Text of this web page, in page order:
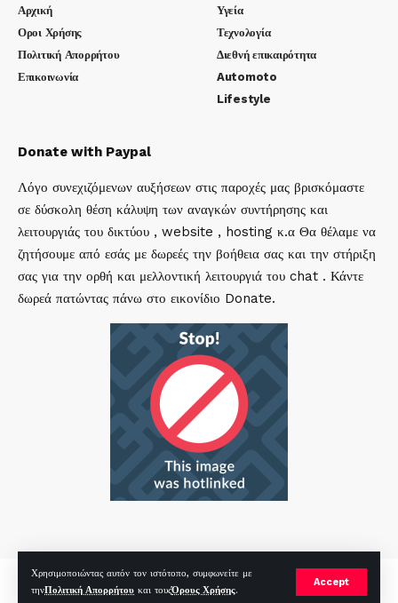
Χρησιμοποιώντας αυτόν τον ιστότοπο, συμφωνείτε με
τηνΠολιτική Απορρήτου και τουςΌρους Χρήσης.
Accept
Αρχική
Οροι Χρήσης
Πολιτική Απορρήτου
Επικοινωνία
Υγεία
Τεχνολογία
Διεθνή επικαιρότητα
Automoto
Lifestyle
Donate with Paypal
Λόγο συνεχιζόμενων αυξήσεων στις παροχές μας βρισκόμαστε
σε δύσκολη θέση κάλυψη των αναγκών συντήρησης και
λειτουργιάς του δικτύου , website , hosting κ.α Θα θέλαμε να
ζητήσουμε από εσάς με δωρεές την βοήθεια σας και την στήριξη
σας για την ορθή και μελλοντική λειτουργιά του chat . Κάντε
δωρεά πατώντας πάνω στο εικονίδιο Donate.
mirc.gr 2023 Copyright %year%, All Rights Reserved |bySp
Hosted byRealHosting